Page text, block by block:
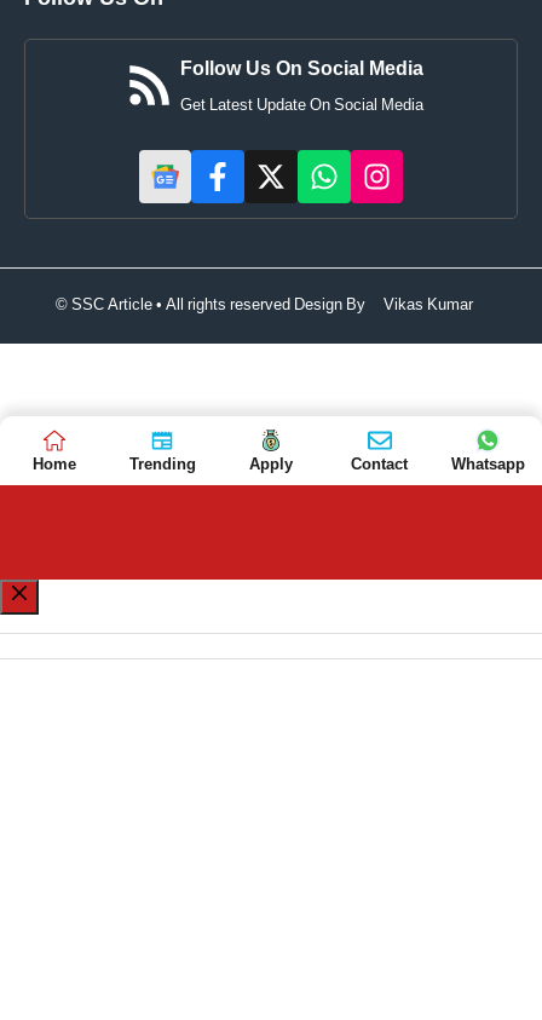
Follow Us On Social Media
Get Latest Update On Social Media
© SSC Article • All rights reserved Design By Vikas Kumar
Home Trending Apply Contact Whatsapp